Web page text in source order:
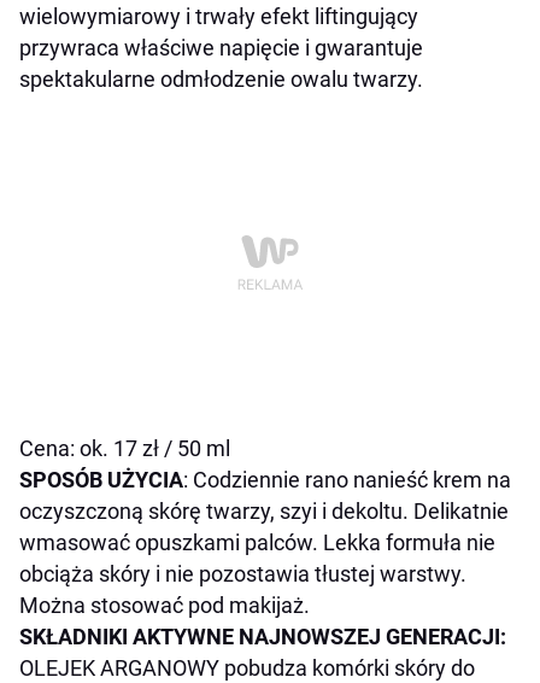
wielowymiarowy i trwały efekt liftingujący
przywraca właściwe napięcie i gwarantuje
spektakularne odmłodzenie owalu twarzy.
Cena: ok. 17 zł / 50 ml
SPOSÓB UŻYCIA: Codziennie rano nanieść krem na
oczyszczoną skórę twarzy, szyi i dekoltu. Delikatnie
wmasować opuszkami palców. Lekka formuła nie
obciąża skóry i nie pozostawia tłustej warstwy.
Można stosować pod makijaż.
SKŁADNIKI AKTYWNE NAJNOWSZEJ GENERACJI:
OLEJEK ARGANOWY pobudza komórki skóry do